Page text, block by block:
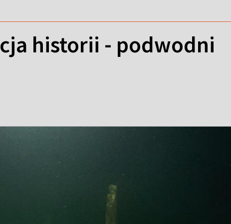
historii - podwodni